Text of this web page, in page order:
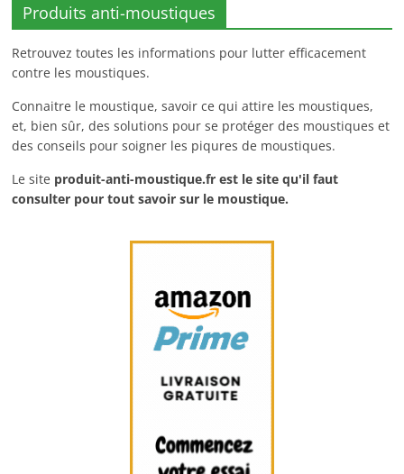
Produits anti-moustiques
Retrouvez toutes les informations pour lutter efficacement
contre les moustiques.
Connaitre le moustique, savoir ce qui attire les moustiques,
et, bien sûr, des solutions pour se protéger des moustiques et
des conseils pour soigner les piqures de moustiques.
Le site produit-anti-moustique.fr est le site qu'il faut
consulter pour tout savoir sur le moustique.